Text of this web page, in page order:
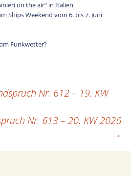
on the air“ in Italien
Ships Weekend vom 6. bis 7. Juni
Funkwetter?
Nr. 612 – 19. KW
Nr. 613 – 20. KW 2026
→